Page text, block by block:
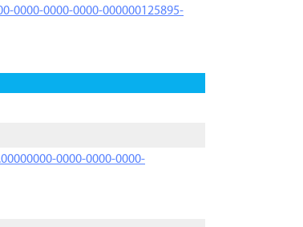
0000-0000-0000-000000125895-
0000-0000-0000-